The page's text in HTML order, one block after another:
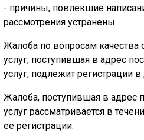
- причины, повлекшие
рассмотрения устранены.
Жалоба по вопросам качества
услуг, поступившая в адрес
услуг, подлежит регистрации
Жалоба, поступившая в адрес
услуг рассматривается в
ее регистрации.